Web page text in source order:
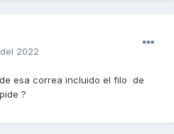
2022
esa correa incluido el filo de
?